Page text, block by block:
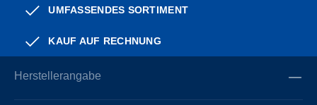
UMFASSENDES SORTIMENT
KAUF AUF RECHNUNG
Herstellerangabe